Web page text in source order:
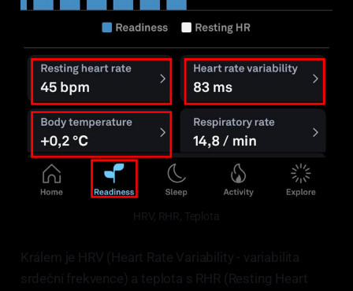
HRV, RHR, Teplota
Králem je HRV (Heart Rate Variability - variabilita
srdeční frekvence) a teplota s RHR (Resting Heart